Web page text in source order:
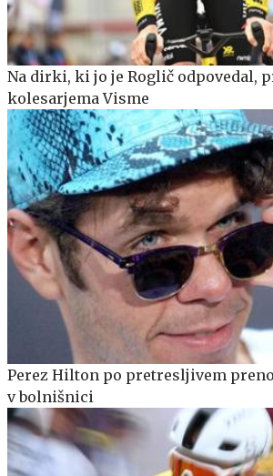
Na dirki, ki jo je Roglič odpovedal,
kolesarjema Visme
Perez Hilton po pretresljivem
v bolnišnici